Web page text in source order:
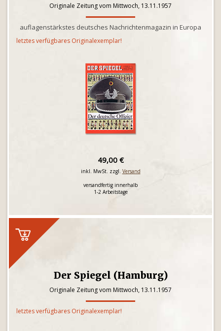
Originale Zeitung vom Mittwoch, 13.11.1957
auflagenstärkstes deutsches Nachrichtenmagazin in Europa
letztes verfügbares Originalexemplar!
49,00 €
inkl. MwSt. zzgl. Versand
versandfertig innerhalb
1-2 Arbeitstage
Der Spiegel (Hamburg)
Originale Zeitung vom Mittwoch, 13.11.1957
letztes verfügbares Originalexemplar!